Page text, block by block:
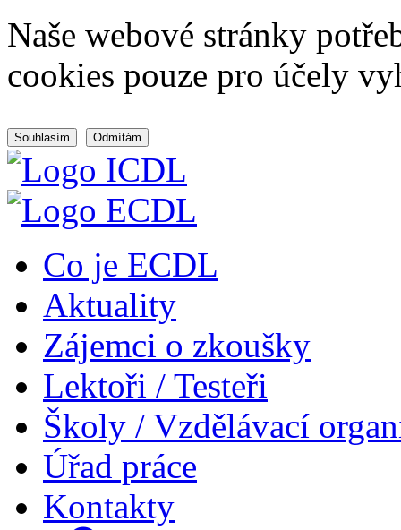
Naše webové stránky
cookies pouze pro účely
Souhlasím Odmítám
Co je ECDL
Aktuality
Zájemci o zkoušky
Lektoři / Testeři
Školy / Vzdělávací
Úřad práce
Kontakty